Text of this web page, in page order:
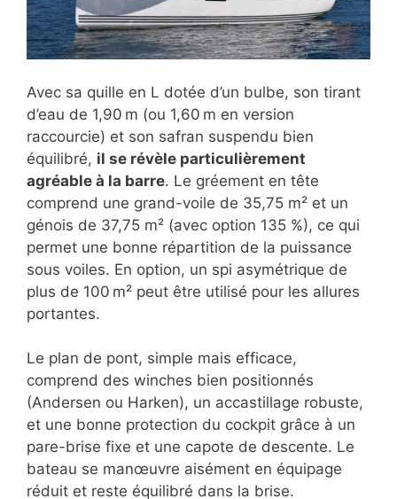
Avec sa quille en L dotée d’un bulbe, son tirant
d’eau de 1,90 m (ou 1,60 m en version
raccourcie) et son safran suspendu bien
équilibré, il se révèle particulièrement
agréable à la barre. Le gréement en tête
comprend une grand-voile de 35,75 m² et un
génois de 37,75 m² (avec option 135 %), ce qui
permet une bonne répartition de la puissance
sous voiles. En option, un spi asymétrique de
plus de 100 m² peut être utilisé pour les allures
portantes.
Le plan de pont, simple mais efficace,
comprend des winches bien positionnés
(Andersen ou Harken), un accastillage robuste,
et une bonne protection du cockpit grâce à un
pare-brise fixe et une capote de descente. Le
bateau se manœuvre aisément en équipage
réduit et reste équilibré dans la brise.